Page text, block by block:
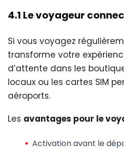
4.1 Le voyageur
Si vous voyagez
transforme votre
d’attente dans les
locaux ou les cartes SIM
aéroports.
Les avantages pour le
Activation avant le